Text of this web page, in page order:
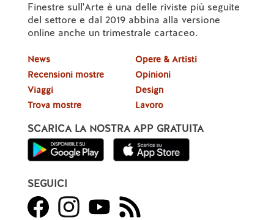
Finestre sull'Arte è una delle riviste più seguite
del settore e dal 2019 abbina alla versione
online anche un trimestrale cartaceo.
News
Recensioni mostre
Viaggi
Trova mostre
Opere & Artisti
Opinioni
Design
Lavoro
SCARICA LA NOSTRA APP GRATUITA
SEGUICI